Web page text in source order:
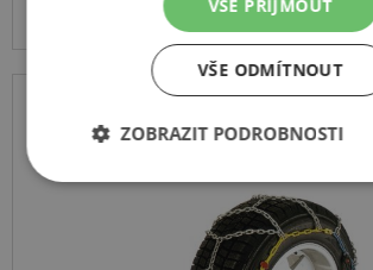
Centrální sklad 0 ks.
sněhové řetězy Pewag
VŠE PŘIJMOUT
VŠE ODMÍTNOUT
ZOBRAZIT PODROBNOSTI